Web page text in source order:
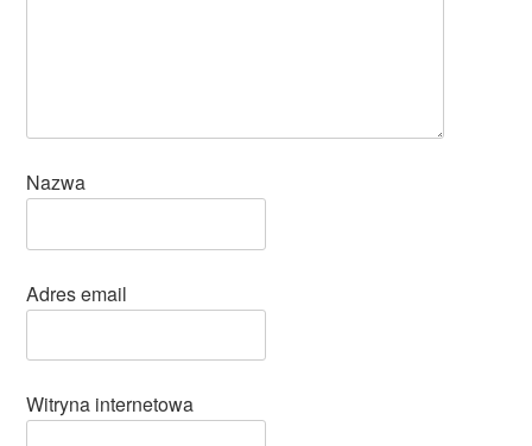
Nazwa
Adres email
Witryna internetowa